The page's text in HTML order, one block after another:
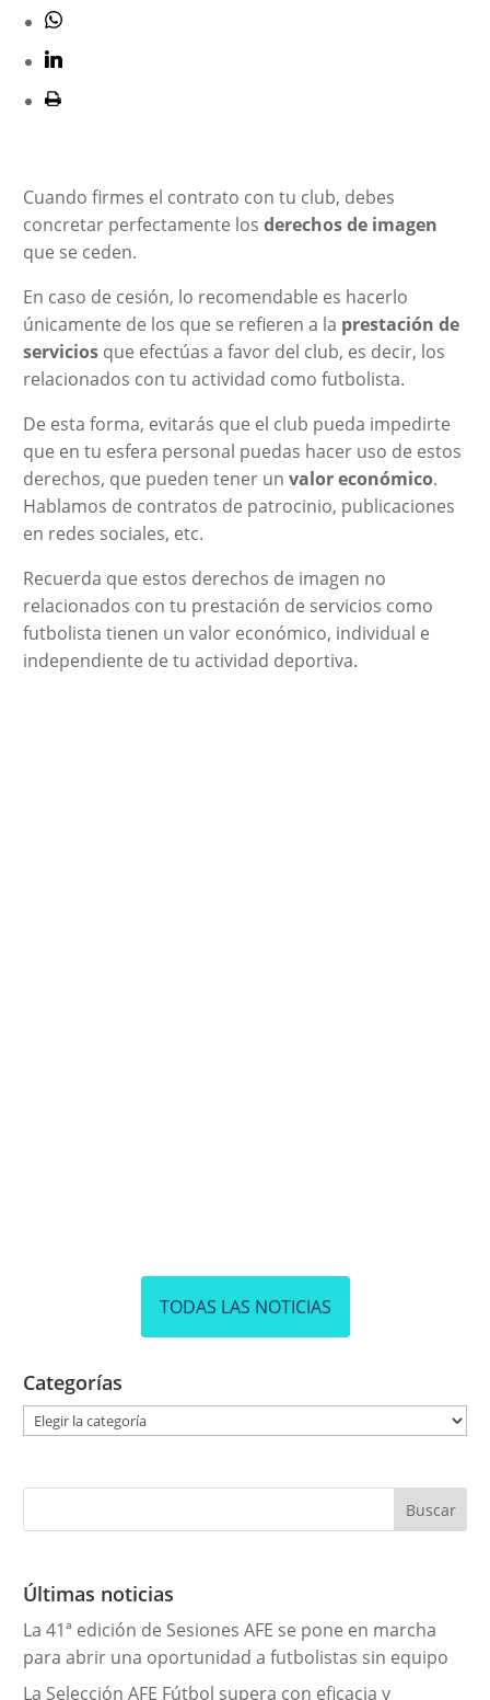
Cuando firmes el contrato con tu club, debes
concretar perfectamente los derechos de imagen
que se ceden.
En caso de cesión, lo recomendable es hacerlo
únicamente de los que se refieren a la prestación de
serviciosque efectúas a favor del club, es decir, los
relacionados con tu actividad como futbolista.
De esta forma, evitarás que el club pueda impedirte
que en tu esfera personal puedas hacer uso de estos
derechos, que pueden tener un valor económico.
Hablamos de contratos de patrocinio, publicaciones
en redes sociales, etc.
Recuerda que estos derechos de imagen no
relacionados con tu prestación de servicios como
futbolista tienen un valor económico, individual e
independiente de tu actividad deportiva.
TODAS LAS NOTICIAS
Categorías
g
r
a
s
Últimas noticias
La 41ª edición de Sesiones AFE se pone en marcha
para abrir una oportunidad a futbolistas sin equipo
La Selección AFE Fútbol supera con eficacia y